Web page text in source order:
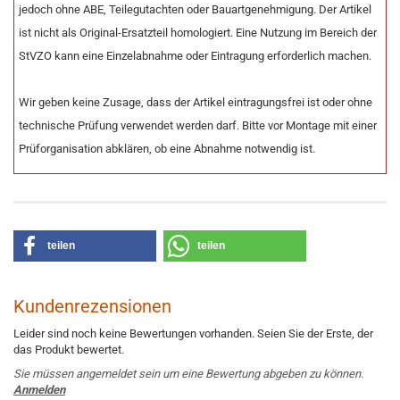
jedoch ohne ABE, Teilegutachten oder Bauartgenehmigung. Der Artikel
ist nicht als Original-Ersatzteil homologiert. Eine Nutzung im Bereich der
StVZO kann eine Einzelabnahme oder Eintragung erforderlich machen.
Wir geben keine Zusage, dass der Artikel eintragungsfrei ist oder ohne
technische Prüfung verwendet werden darf. Bitte vor Montage mit einer
Prüforganisation abklären, ob eine Abnahme notwendig ist.
teilen teilen
Kundenrezensionen
Leider sind noch keine Bewertungen vorhanden. Seien Sie der Erste, der
das Produkt bewertet.
Sie müssen angemeldet sein um eine Bewertung abgeben zu können.
Anmelden